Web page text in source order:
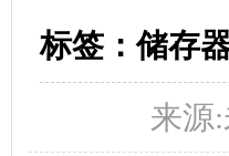
标签：储存
来源